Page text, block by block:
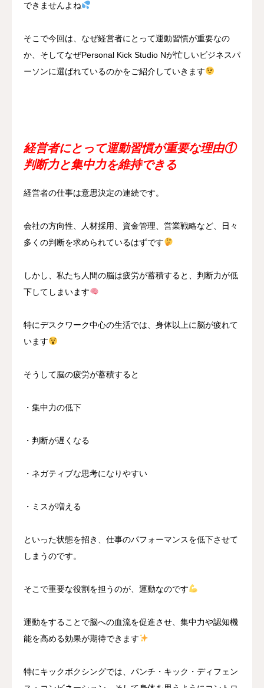
できませんよね
そこで今回は、なぜ経営者にとって運動習慣が重要なの
か、そしてなぜPersonal Kick Studio Nが忙しいビジネスパ
ーソンに選ばれているのかをご紹介していきます
経営者にとって運動習慣が重要な理由①
判断力と集中力を維持できる
経営者の仕事は意思決定の連続です。
会社の方向性、人材採用、資金管理、営業戦略など、日々
多くの判断を求められているはずです
しかし、私たち人間の脳は疲労が蓄積すると、判断力が低
下してしまいます
特にデスクワーク中心の生活では、身体以上に脳が疲れて
います
そうして脳の疲労が蓄積すると
・集中力の低下
・判断が遅くなる
・ネガティブな思考になりやすい
・ミスが増える
といった状態を招き、仕事のパフォーマンスを低下させて
しまうのです。
そこで重要な役割を担うのが、運動なのです
運動をすることで脳への血流を促進させ、集中力や認知機
能を高める効果が期待できます
特にキックボクシングでは、パンチ・キック・ディフェン